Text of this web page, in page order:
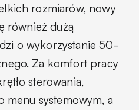
rozmiarów, nowy
również dużą
o wykorzystanie 50-
Za komfort pracy
sterowania,
menu systemowym, a